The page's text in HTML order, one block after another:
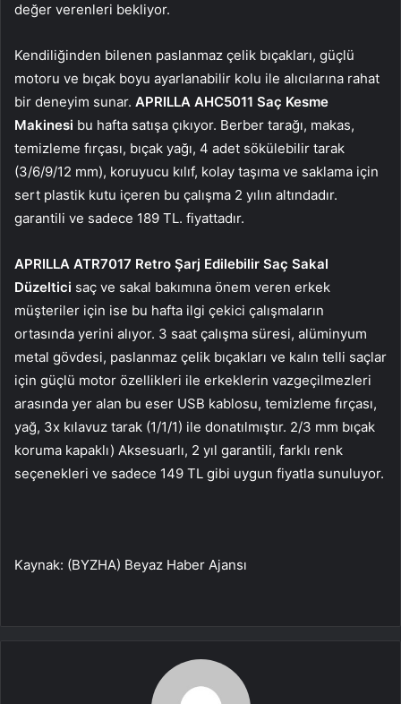
değer verenleri bekliyor.
Kendiliğinden bilenen paslanmaz çelik bıçakları, güçlü
motoru ve bıçak boyu ayarlanabilir kolu ile alıcılarına rahat
bir deneyim sunar. APRILLA AHC5011 Saç Kesme
Makinesi bu hafta satışa çıkıyor. Berber tarağı, makas,
temizleme fırçası, bıçak yağı, 4 adet sökülebilir tarak
(3/6/9/12 mm), koruyucu kılıf, kolay taşıma ve saklama için
sert plastik kutu içeren bu çalışma 2 yılın altındadır.
garantili ve sadece 189 TL. fiyattadır.
APRILLA ATR7017 Retro Şarj Edilebilir Saç Sakal
Düzeltici saç ve sakal bakımına önem veren erkek
müşteriler için ise bu hafta ilgi çekici çalışmaların
ortasında yerini alıyor. 3 saat çalışma süresi, alüminyum
metal gövdesi, paslanmaz çelik bıçakları ve kalın telli saçlar
için güçlü motor özellikleri ile erkeklerin vazgeçilmezleri
arasında yer alan bu eser USB kablosu, temizleme fırçası,
yağ, 3x kılavuz tarak (1/1/1) ile donatılmıştır. 2/3 mm bıçak
koruma kapaklı) Aksesuarlı, 2 yıl garantili, farklı renk
seçenekleri ve sadece 149 TL gibi uygun fiyatla sunuluyor.
Kaynak: (BYZHA) Beyaz Haber Ajansı